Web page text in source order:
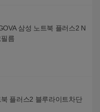
삼성 노트북 플러스2 N
름
플러스2 블루라이트차단